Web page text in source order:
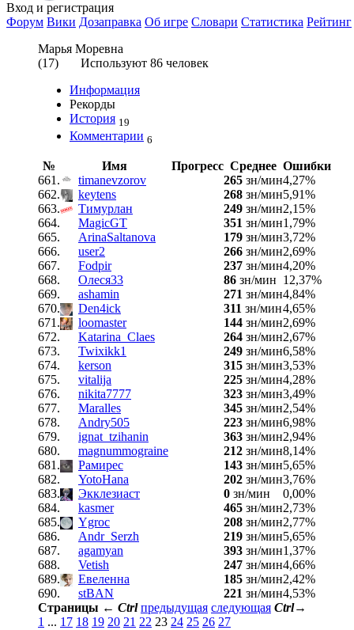
Вход и регистрация
Форум Вики Дозаправка Об игре Словари Статистика Рейтинг
Марья Моревна
(17) Используют 86 человек
Информация
Рекорды
История 19
Комментарии 6
№ Имя Прогресс Среднее Ошибки
661.
timanevzorov 265 зн/мин4,27%
662.
keytens 268 зн/мин5,91%
663.
Тимурлан 249 зн/мин2,15%
664.
MagicGT 351 зн/мин1,79%
665.
ArinaSaltanova 179 зн/мин3,72%
666.
user2 266 зн/мин2,69%
667.
Fodpir 237 зн/мин4,20%
668.
Олеся33 86 зн/мин 12,37%
669.
ashamin 271 зн/мин4,84%
670.
Den4ick 311 зн/мин4,65%
671.
loomaster 144 зн/мин2,69%
672.
Katarina_Claes 264 зн/мин2,67%
673.
Twixikk1 249 зн/мин6,58%
674.
kerson 315 зн/мин3,53%
675.
vitalija 225 зн/мин4,28%
676.
nikita7777 323 зн/мин3,49%
677.
Maralles 345 зн/мин2,54%
678.
Andry505 223 зн/мин6,98%
679.
ignat_tzihanin 363 зн/мин2,94%
680.
magnummograine 212 зн/мин8,14%
681.
Рамирес 143 зн/мин5,65%
682.
YotoHana 202 зн/мин3,76%
683.
Экклезиаст 0 зн/мин
0,00%
684.
kasmer 465 зн/мин2,73%
685.
Ygroc 208 зн/мин2,77%
686.
Andr_Serzh 219 зн/мин5,65%
687.
agamyan 393 зн/мин1,37%
688.
Vetish 247 зн/мин4,66%
689.
Евеленна 185 зн/мин2,42%
690.
stBAN 221 зн/мин4,53%
Страницы ← Ctrl предыдущая следующая Ctrl→
1 ... 17 18 19 20 21 22 23 24 25 26 27